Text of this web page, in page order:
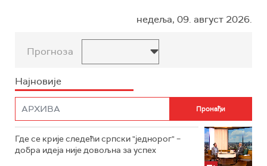
недеља, 09. август 2026.
Прогноза
Најновије
Где се крије следећи српски "једнорог" –
добра идеја није довољна за успех